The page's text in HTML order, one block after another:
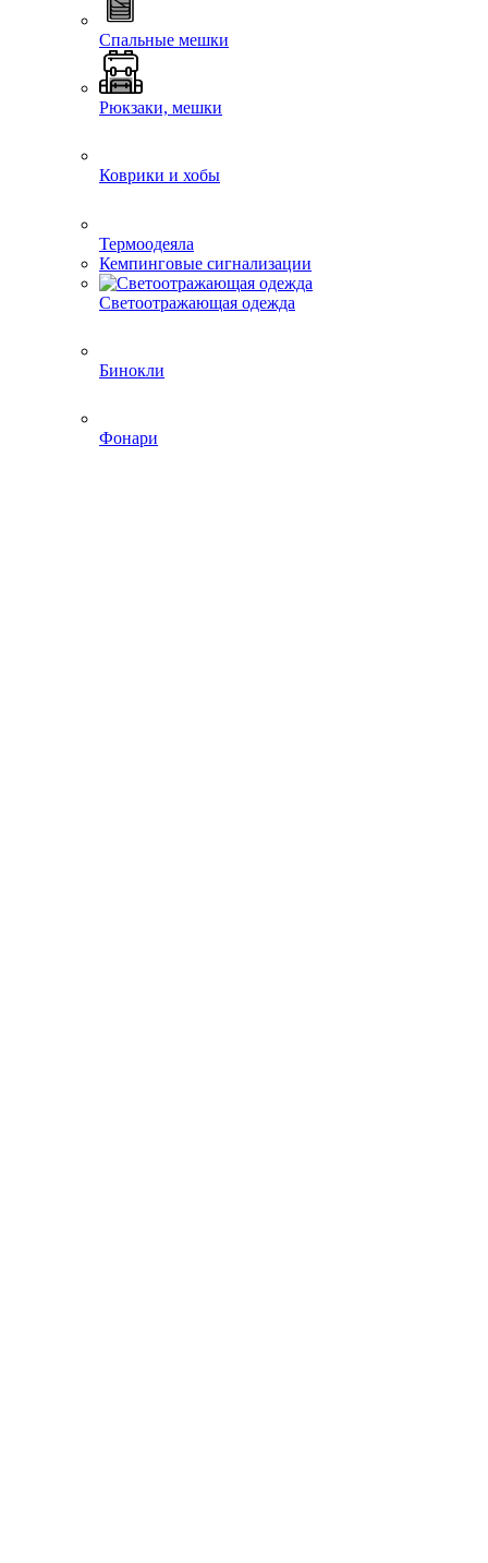
Спальные мешки
Рюкзаки, мешки
Коврики и хобы
Термоодеяла
Кемпинговые сигнализации
Светоотражающая одежда
Бинокли
Фонари